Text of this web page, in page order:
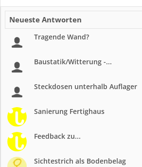
Neueste Antworten
Tragende Wand?
Baustatik/Witterung -...
Steckdosen unterhalb Auflager
Sanierung Fertighaus
Feedback zu...
Sichtestrich als Bodenbelag